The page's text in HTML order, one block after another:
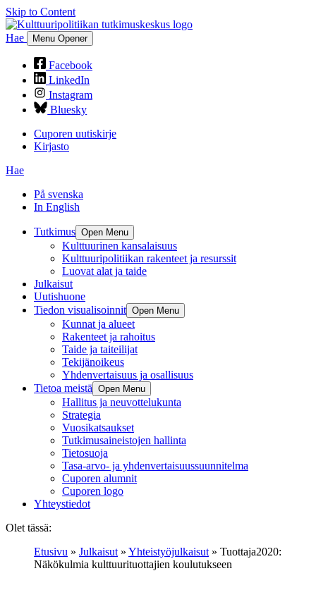
Skip to Content
Hae Menu Opener
Facebook
LinkedIn
Instagram
Bluesky
Cuporen uutiskirje
Kirjasto
Hae
På svenska
In English
Tutkimus Open Menu
Kulttuurinen kansalaisuus
Kulttuuripolitiikan rakenteet ja resurssit
Luovat alat ja taide
Julkaisut
Uutishuone
Tiedon visualisoinnit Open Menu
Kunnat ja alueet
Rakenteet ja rahoitus
Taide ja taiteilijat
Tekijänoikeus
Yhdenvertaisuus ja osallisuus
Tietoa meistä Open Menu
Hallitus ja neuvottelukunta
Strategia
Vuosikatsaukset
Tutkimusaineistojen hallinta
Tietosuoja
Tasa-arvo- ja yhdenvertaisuussuunnitelma
Cuporen alumnit
Cuporen logo
Yhteystiedot
Olet tässä:
Etusivu » Julkaisut » Yhteistyöjulkaisut » Tuottaja2020:
Näkökulmia kulttuurituottajien koulutukseen